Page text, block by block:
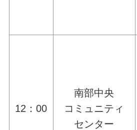
12：00
南部中央
コミュニティ
センター